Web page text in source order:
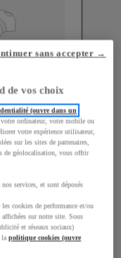
de vos choix
(ouvre dans un
ordinateur, votre mobile ou
votre expérience utilisateur,
sur les sites de partenaires,
de géolocalisation, vous offrir
services, et sont déposés
cookies de performance et/ou
sur notre site. Sous
et réseaux sociaux)
lapolitique cookies (ouvre
sans accepter →